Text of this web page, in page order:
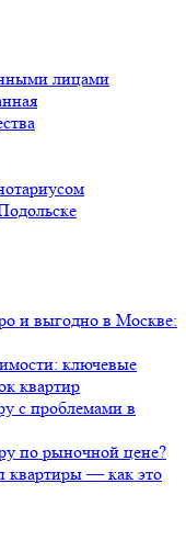
лицами
и выгодно в Москве:
ключевые
квартир
с проблемами в
по рыночной цене?
квартиры — как это